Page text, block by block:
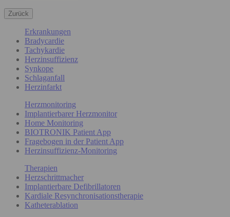
Zurück
Erkrankungen
Bradycardie
Tachykardie
Herzinsuffizienz
Synkope
Schlaganfall
Herzinfarkt
Herzmonitoring
Implantierbarer Herzmonitor
Home Monitoring
BIOTRONIK Patient App
Fragebogen in der Patient App
Herzinsuffizienz-Monitoring
Therapien
Herzschrittmacher
Implantierbare Defibrillatoren
Kardiale Resynchronisationstherapie
Katheterablation